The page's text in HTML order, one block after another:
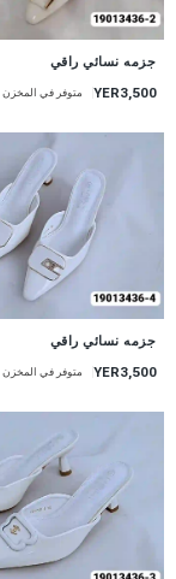
جزمه نسائي راقي
YER3,500 متوفر في المخزن
جزمه نسائي راقي
YER3,500 متوفر في المخزن